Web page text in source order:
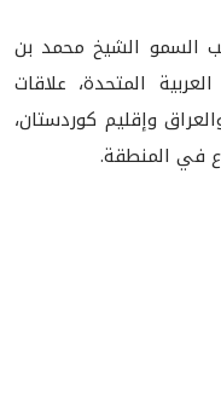
السمو الشيخ محمد بن
المتحدة، علاقات
وإقليم كوردستان،
في المنطقة.